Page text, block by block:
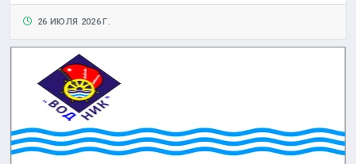
26 ИЮЛЯ 2026 Г.